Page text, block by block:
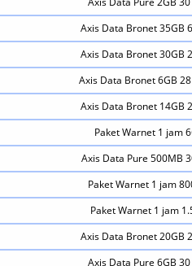
Axis Data Bronet 35GB
Axis Data Bronet 30GB
Axis Data Bronet 6GB
Axis Data Bronet 14GB
Paket Warnet 1 jam
Axis Data Pure 500MB
Paket Warnet 1 jam
Paket Warnet 1 jam
Axis Data Bronet 20GB
Axis Data Pure 6GB